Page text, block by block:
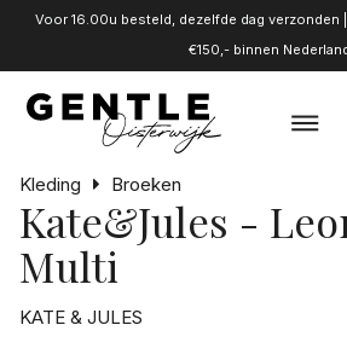
Voor 16.00u besteld, dezelfde dag verzonden |
€150,- binnen
Kleding Broeken
Kate&Jules -
Multi
KATE & JULES